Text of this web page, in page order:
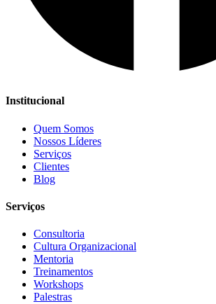
Institucional
Quem Somos
Nossos Líderes
Serviços
Clientes
Blog
Serviços
Consultoria
Cultura Organizacional
Mentoria
Treinamentos
Workshops
Palestras